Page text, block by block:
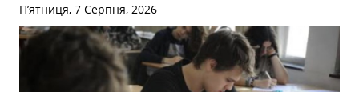
П’ятниця, 7 Серпня, 2026